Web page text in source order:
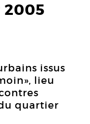
2005
issus
lieu
quartier